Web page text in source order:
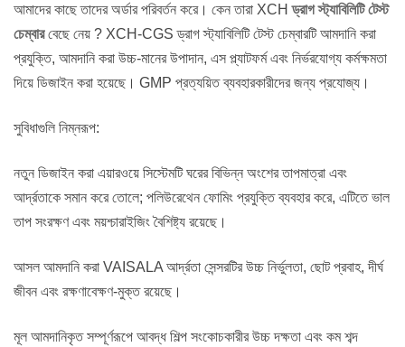
আমাদের কাছে তাদের অর্ডার পরিবর্তন করে। কেন তারা XCHড্রাগ স্ট্যাবিলিটি টেস্ট
চেম্বারবেছে নেয় ? XCH-CGS ড্রাগ স্ট্যাবিলিটি টেস্ট চেম্বারটি আমদানি করা
প্রযুক্তি, আমদানি করা উচ্চ-মানের উপাদান, এস প্ল্যাটফর্ম এবং নির্ভরযোগ্য কর্মক্ষমতা
দিয়ে ডিজাইন করা হয়েছে। GMP প্রত্যয়িত ব্যবহারকারীদের জন্য প্রযোজ্য।
সুবিধাগুলি নিম্নরূপ:
নতুন ডিজাইন করা এয়ারওয়ে সিস্টেমটি ঘরের বিভিন্ন অংশের তাপমাত্রা এবং
আর্দ্রতাকে সমান করে তোলে; পলিউরেথেন ফোমিং প্রযুক্তি ব্যবহার করে, এটিতে ভাল
তাপ সংরক্ষণ এবং ময়শ্চারাইজিং বৈশিষ্ট্য রয়েছে।
আসল আমদানি করা VAISALA আর্দ্রতা সেন্সরটির উচ্চ নির্ভুলতা, ছোট প্রবাহ, দীর্ঘ
জীবন এবং রক্ষণাবেক্ষণ-মুক্ত রয়েছে।
মূল আমদানিকৃত সম্পূর্ণরূপে আবদ্ধ শিল্প সংকোচকারীর উচ্চ দক্ষতা এবং কম শব্দ